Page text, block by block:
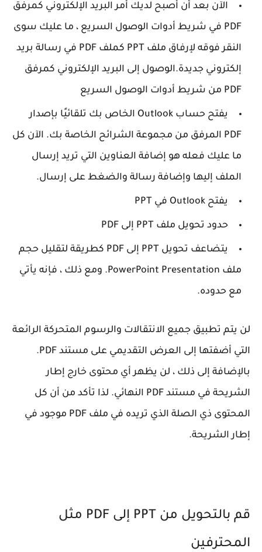
الآن بعد أن أصبح لديك أمر البريد الإلكتروني كمرفق
PDF في شريط أدوات الوصول السريع ، ما عليك سوى
النقر فوقه لإرفاق ملف PPT كملف PDF في رسالة بريد
إلكتروني جديدة.الوصول إلى البريد الإلكتروني كمرفق
PDF من شريط أدوات الوصول السريع
يفتح حساب Outlook الخاص بك تلقائيًا بإصدار
PDF المرفق من مجموعة الشرائح الخاصة بك. الآن كل
ما عليك فعله هو إضافة العناوين التي تريد إرسال
الملف إليها وإضافة رسالة والضغط على إرسال.
يفتح Outlook في PPT
حدود تحويل ملف PPT إلى PDF
يتضاعف تحويل PPT إلى PDF كطريقة لتقليل حجم
ملف PowerPoint Presentation. ومع ذلك ، فإنه يأتي
مع حدوده.
لن يتم تطبيق جميع الانتقالات والرسوم المتحركة الرائعة
التي أضفتها إلى العرض التقديمي على مستند PDF.
بالإضافة إلى ذلك ، لن يظهر أي محتوى خارج إطار
الشريحة في مستند PDF النهائي. لذا تأكد من أن كل
المحتوى ذي الصلة الذي تريده في ملف PDF موجود في
إطار الشريحة.
قم بالتحويل من PPT إلى PDF مثل
المحترفين